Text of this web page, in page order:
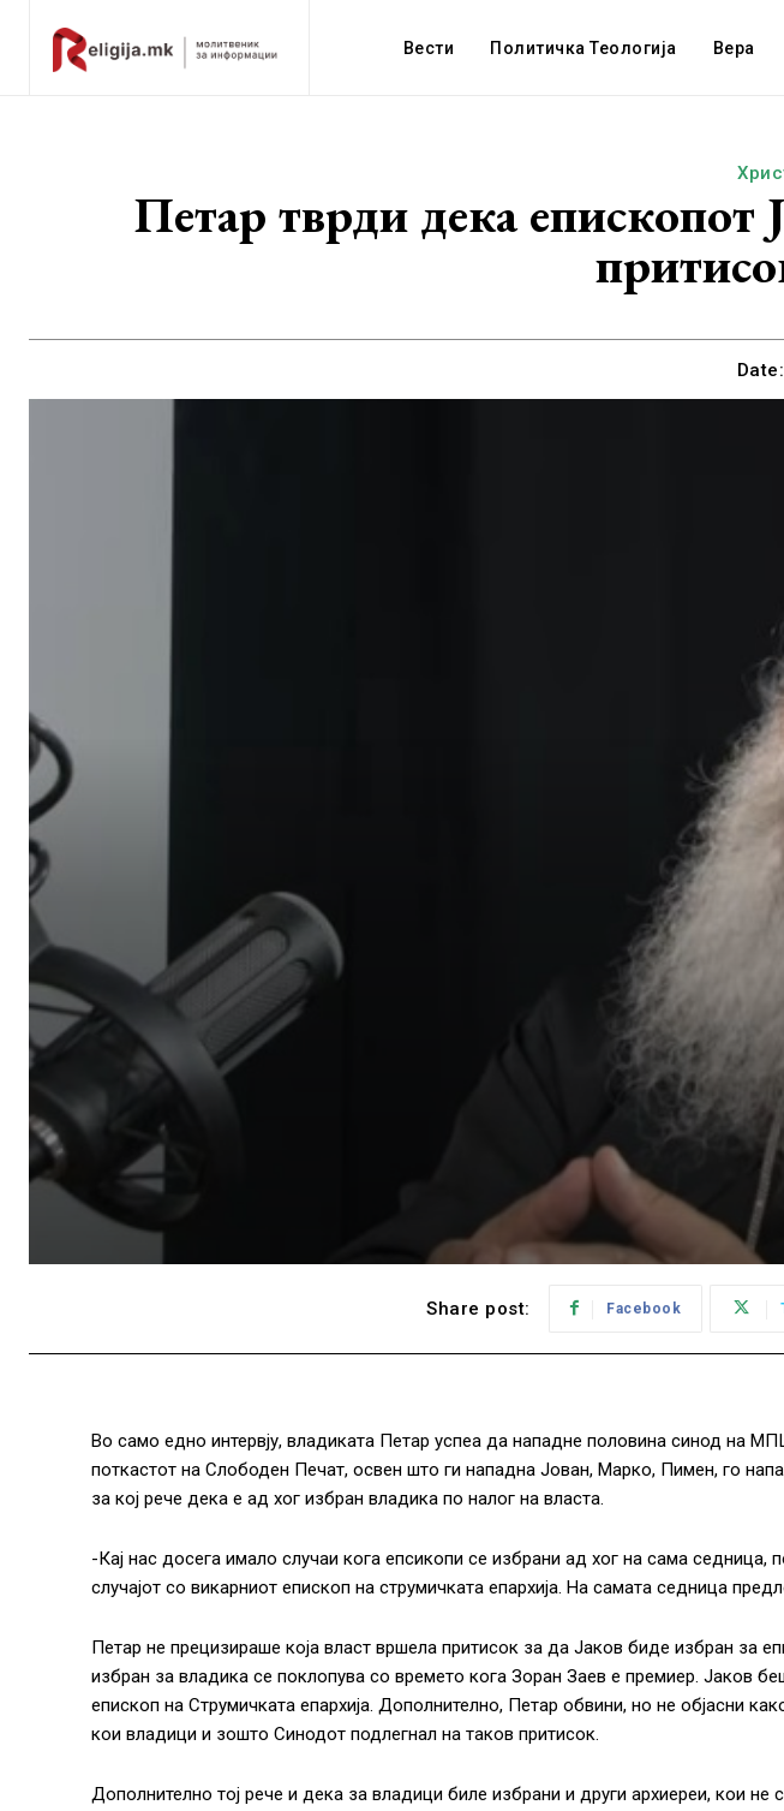
Вести Политичка Теологија Вера
Петар тврди дека епископот
Date:
Share post: Facebook
Во само едно интервју, владиката Петар успеа да нападне половина синод на
поткастот на Слободен Печат, освен што ги нападна Јован, Марко, Пимен, го
за кој рече дека е ад хог избран владика по налог на власта.
-Кај нас досега имало случаи кога епсикопи се избрани ад хог на сама седница,
случајот со викарниот епископ на струмичката епархија. На самата седница
Петар не прецизираше која власт вршела притисок за да Јаков биде избран за
избран за владика се поклопува со времето кога Зоран Заев е премиер. Јаков
епископ на Струмичката епархија. Дополнително, Петар обвини, но не објасни
кои владици и зошто Синодот подлегнал на таков притисок.
Дополнително тој рече и дека за владици биле избрани и други архиереи, кои не